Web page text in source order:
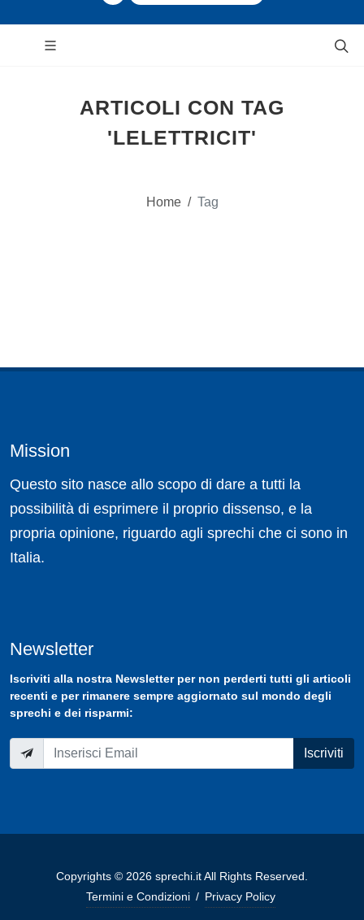
ARTICOLI CON TAG
'LELETTRICIT'
Home / Tag
Mission
Questo sito nasce allo scopo di dare a tutti la
possibilità di esprimere il proprio dissenso, e la
propria opinione, riguardo agli sprechi che ci sono in
Italia.
Newsletter
Iscriviti alla nostra Newsletterper non perderti tutti gli articoli
recenti e per rimanere sempre aggiornato sul mondo degli
sprechi e dei risparmi:
Iscriviti
Copyrights © 2026 sprechi.it All Rights Reserved.
Termini e Condizioni / Privacy Policy